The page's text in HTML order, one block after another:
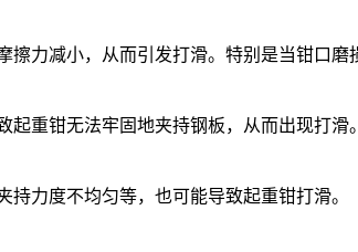
减小，从而引发打滑。特别是当钳口磨
重钳无法牢固地夹持钢板，从而出现打滑。
力度不均匀等，也可能导致起重钳打滑。